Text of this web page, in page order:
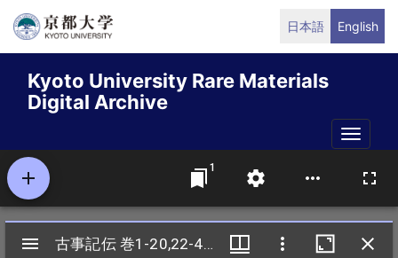
Skip
content
日本語 English
Kyoto University Rare Materials
Digital Archive
Toggle